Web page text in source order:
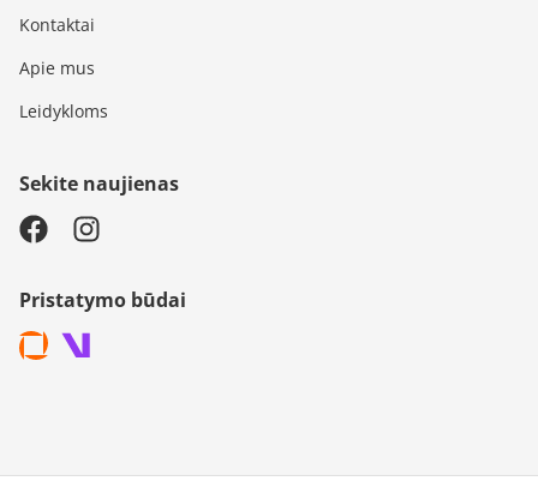
Kontaktai
Apie mus
Leidykloms
Sekite naujienas
Pristatymo būdai